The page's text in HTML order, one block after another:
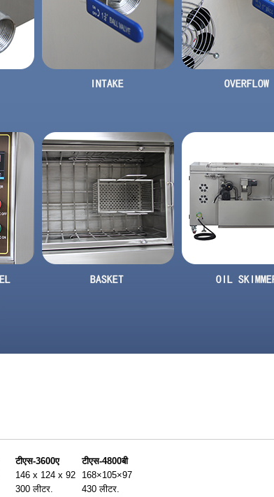
टीएस-3600ए
टीएस-4800बी
146 x 124 x 92
168×105×97
300 लीटर.
430 लीटर.